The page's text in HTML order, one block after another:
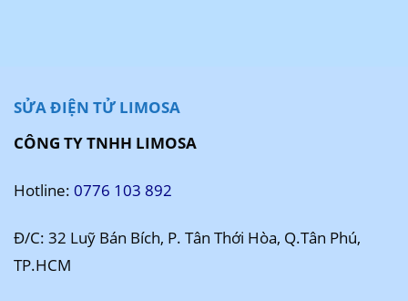
SỬA ĐIỆN TỬ LIMOSA
CÔNG TY TNHH LIMOSA
Hotline: 0776 103 892
Đ/C: 32 Luỹ Bán Bích, P. Tân Thới Hòa, Q.Tân Phú,
TP.HCM